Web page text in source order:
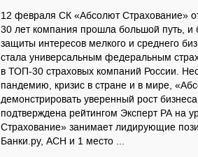
12 февраля СК «Абсолют Страхование»
30 лет компания прошла большой путь, и
защиты интересов мелкого и среднего
стала универсальным федеральным
в ТОП-30 страховых компаний России.
пандемию, кризис в стране и в мире,
демонстрировать уверенный рост
подтверждена рейтингом Эксперт РА на
Страхование» занимает лидирующие
Банки.ру, АСН и 1 место ...